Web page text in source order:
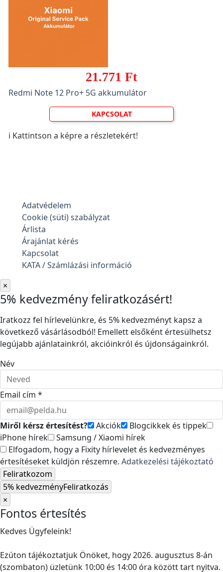
21.771 Ft
Redmi Note 12 Pro+ 5G akkumulátor
KAPCSOLAT
ℹ️ Kattintson a képre a részletekért!
Adatvédelem
Cookie (süti) szabályzat
Árlista
Árajánlat kérés
Kapcsolat
KATA / Számlázási információ
×
5% kedvezmény feliratkozásért!
Iratkozz fel hírlevelünkre, és 5% kedvezményt kapsz a
következő vásárlásodból! Emellett elsőként értesülhetsz
legújabb ajánlatainkról, akcióinkról és újdonságainkról.
Név
Email cím *
Miről kérsz értesítést? Akciók
Blogcikkek és tippek
iPhone hírek
Samsung / Xiaomi hírek
Elfogadom, hogy a Fixity hírlevelet és kedvezményes
értesítéseket küldjön részemre. Adatkezelési tájékoztató
Feliratkozom
5% kedvezményFeliratkozás
×
Fontos értesítés
Kedves Ügyfeleink!
Ezúton tájékoztatjuk Önöket, hogy 2026. augusztus 8-án
(szombaton) üzletünk 10:00 és 14:00 óra között tart nyitva.